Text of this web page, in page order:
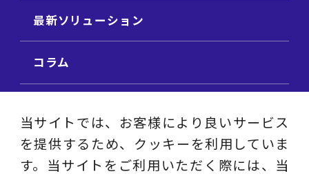
最新ソリューション
コラム
ビジネステーマ解説集
当サイトでは、お客様により良いサービス
を提供するため、クッキーを利用していま
す。当サイトをご利用いただく際には、当